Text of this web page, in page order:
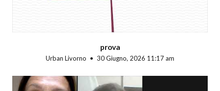
prova
Urban Livorno 30 Giugno, 2026 11:17 am